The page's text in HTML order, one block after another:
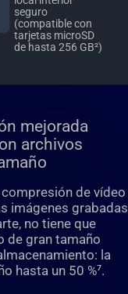
seguro
(compatible con
tarjetas microSD
de hasta 256 GB²)
mejorada
archivos
de vídeo
imágenes grabadas
no tiene que
de gran tamaño
la
hasta un 50 %⁷.